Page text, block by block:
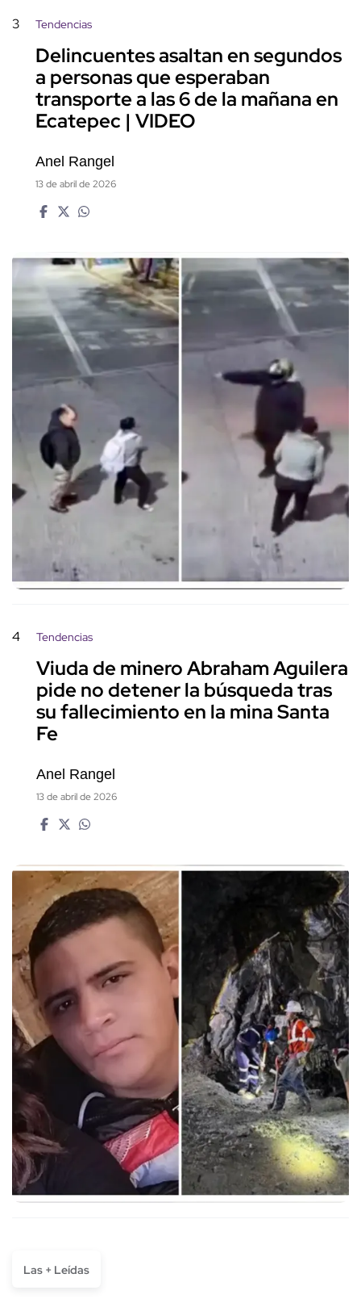
3 Tendencias
Delincuentes asaltan en segundos
a personas que esperaban
transporte a las 6 de la mañana en
Ecatepec | VIDEO
Anel Rangel
13 de abril de 2026
4 Tendencias
Viuda de minero Abraham Aguilera
pide no detener la búsqueda tras
su fallecimiento en la mina Santa
Fe
Anel Rangel
13 de abril de 2026
Las + Leídas